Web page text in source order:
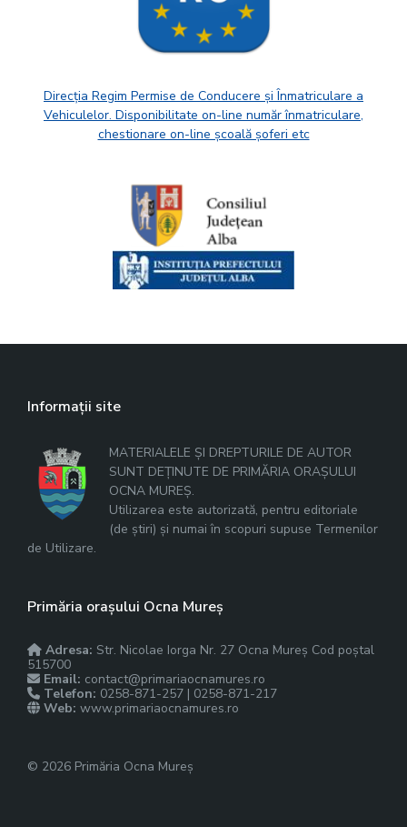
Direcția Regim Permise de Conducere și Înmatriculare a
Vehiculelor. Disponibilitate on-line număr înmatriculare,
chestionare on-line școală șoferi etc
Informații site
MATERIALELE ȘI DREPTURILE DE AUTOR
SUNT DEȚINUTE DE PRIMĂRIA ORAȘULUI
OCNA MUREȘ.
Utilizarea este autorizată, pentru editoriale
(de știri) și numai în scopuri supuse Termenilor
de Utilizare.
Primăria orașului Ocna Mureș
Adresa: Str. Nicolae Iorga Nr. 27 Ocna Mureș Cod poștal
515700
Email: contact@primariaocnamures.ro
Telefon: 0258-871-257 | 0258-871-217
Web: www.primariaocnamures.ro
© 2026 Primăria Ocna Mureș